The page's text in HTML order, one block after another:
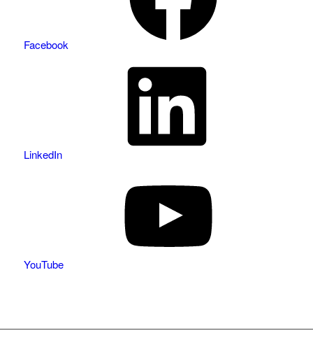
Facebook
LinkedIn
YouTube